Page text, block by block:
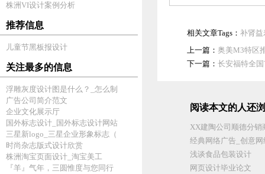
株洲VI设计案例分析
推荐信息
儿童节黑板报设计
关注最多的信息
浮雕灰度设计图是什么？_怎么制
广告公司简介范文
企业文化展示厅
国外标志设计_国外标志设计网站
三星新logo_三星企业形象标志（
时尚杂志版式设计欣赏
株洲淘宝页面设计_淘宝美工
『羊』气年，三圆惟度与您同行
相关文章Tags： 补肾益
上一篇： 奥美M3特区
下一篇： 长安福特全
阅读本文的人还
XX建陶公司顺德分销
经典网络广告_创意
浅谈食品包装设计
网页设计毕业论文